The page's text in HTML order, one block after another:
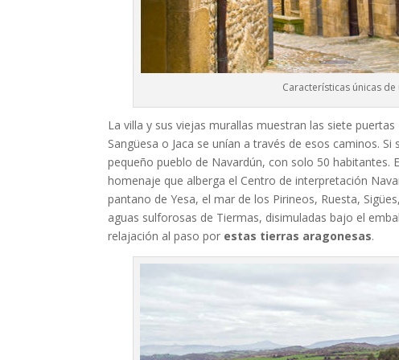
Características únicas
La villa y sus viejas murallas muestran las siete puertas
Sangüesa o Jaca se unían a través de esos caminos.
pequeño pueblo de Navardún, con solo 50
homenaje que alberga el Centro de interpretación
pantano de Yesa, el mar de los Pirineos, Ruesta,
aguas sulforosas de Tiermas, disimuladas bajo el
relajación al paso por estas tierras aragonesas.